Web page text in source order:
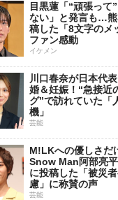
目黒蓮「“頑張って
ない」と発言も…
稿した「8文字のメ
ファン感動
イケメン
川口春奈が日本代
婚＆妊娠！“急接近
グ”で訪れていた「
機」
芸能
M!LKへの優しさだ
Snow Man阿部亮
に投稿した「被災
慮」に称賛の声
芸能